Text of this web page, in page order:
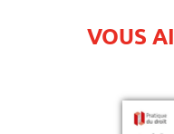
VOUS